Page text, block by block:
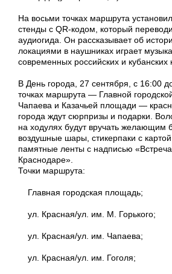
На восьми точках маршрута
стенды с QR-кодом, который
аудиогида. Он рассказывает об
локациями в наушниках играет
современных российских и кубанских
В День города, 27 сентября, с 16:00
точках маршрута — Главной
Чапаева и Казачьей площади —
города ждут сюрпризы и подарки.
на ходулях будут вручать желающим
воздушные шары, стикерпаки с
памятные ленты с надписью
Краснодаре».
Точки маршрута:
Главная городская площадь;
ул. Красная/ул. им. М. Горького;
ул. Красная/ул. им. Чапаева;
ул. Красная/ул. им. Гоголя;